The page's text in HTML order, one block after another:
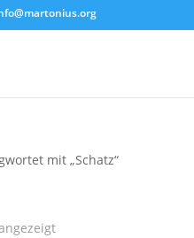
mit „Schatz“